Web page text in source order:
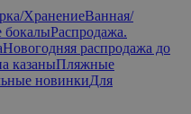
ХранениеВанная/
бокалыРаспродажа.
Новогодняя распродажа до
казаныПляжные
новинкиДля